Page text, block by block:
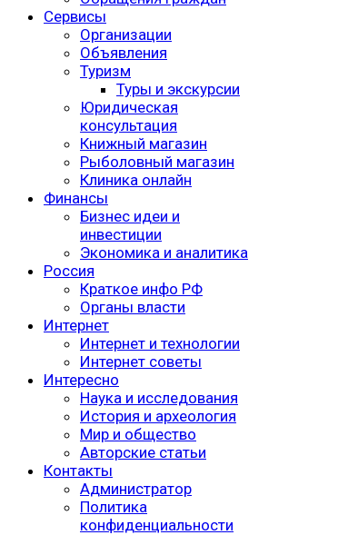
Сервисы
Организации
Объявления
Туризм
Туры и экскурсии
Юридическая
консультация
Книжный магазин
Рыболовный магазин
Клиника онлайн
Финансы
Бизнес идеи и
инвестиции
Экономика и аналитика
Россия
Краткое инфо РФ
Органы власти
Интернет
Интернет и технологии
Интернет советы
Интересно
Наука и исследования
История и археология
Мир и общество
Авторские статьи
Контакты
Администратор
Политика
конфиденциальности